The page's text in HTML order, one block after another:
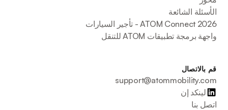
الأسئلة الشائعة
ATOM Connect 2026 - تأجير السيارات
واجهة برمجة تطبيقات ATOM للتنقل
قم بالاتصال
support@atommobility.com
لينكد إن
اتصل بنا